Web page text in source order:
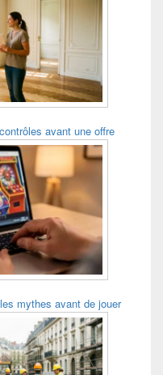
avant une offre
mythes avant de jouer